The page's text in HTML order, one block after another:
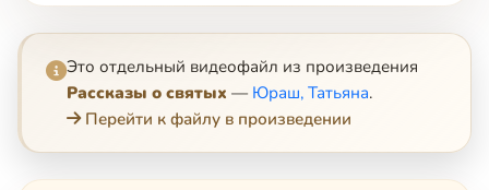
Это отдельный видеофайл из произведения
Рассказы о святых — Юраш, Татьяна.
Перейти к файлу в произведении